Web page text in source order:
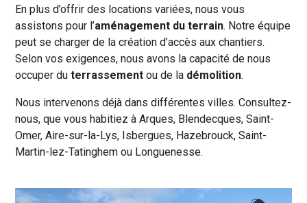
En plus d’offrir des locations variées, nous vous
assistons pour l’aménagement du terrain. Notre équipe
peut se charger de la création d’accès aux chantiers.
Selon vos exigences, nous avons la capacité de nous
occuper duterrassement ou de la démolition.
Nous intervenons déjà dans différentes villes. Consultez-
nous, que vous habitiez à Arques, Blendecques, Saint-
Omer, Aire-sur-la-Lys, Isbergues, Hazebrouck, Saint-
Martin-lez-Tatinghem ou Longuenesse.